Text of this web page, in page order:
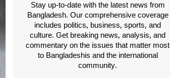
Stay up-to-date with the latest news from
Bangladesh. Our comprehensive coverage
includes politics, business, sports, and
culture. Get breaking news, analysis, and
commentary on the issues that matter most
to Bangladeshis and the international
community.